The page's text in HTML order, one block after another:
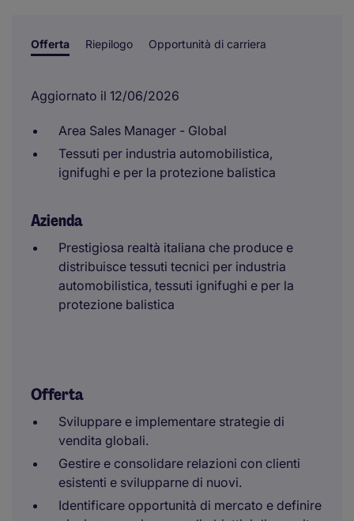
Offerta Riepilogo Opportunità di carriera
Aggiornato il 12/06/2026
Area Sales Manager - Global
Tessuti per industria automobilistica,
ignifughi e per la protezione balistica
Azienda
Prestigiosa realtà italiana che produce e
distribuisce tessuti tecnici per industria
automobilistica, tessuti ignifughi e per la
protezione balistica
Offerta
Sviluppare e implementare strategie di
vendita globali.
Gestire e consolidare relazioni con clienti
esistenti e svilupparne di nuovi.
Identificare opportunità di mercato e definire